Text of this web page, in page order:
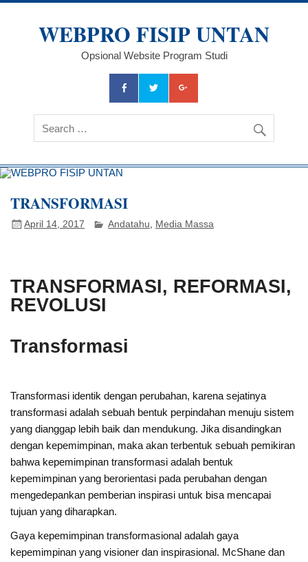
Skip
WEBPRO FISIP UNTAN
Opsional Website Program Studi
TRANSFORMASI
April 14, 2017 Andatahu Media Massa
TRANSFORMASI, REFORMASI,
REVOLUSI
Transformasi
Transformasi identik dengan perubahan, karena sejatinya
transformasi adalah sebuah bentuk perpindahan menuju sistem
yang dianggap lebih baik dan mendukung. Jika disandingkan
dengan kepemimpinan, maka akan terbentuk sebuah pemikiran
bahwa kepemimpinan transformasi adalah bentuk
kepemimpinan yang berorientasi pada perubahan dengan
mengedepankan pemberian inspirasi untuk bisa mencapai
tujuan yang diharapkan.
Gaya kepemimpinan transformasional adalah gaya
kepemimpinan yang visioner dan inspirasional. McShane dan